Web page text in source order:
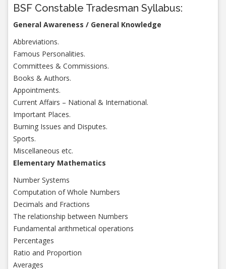
BSF Constable Tradesman Syllabus:
General Awareness / General Knowledge
Abbreviations.
Famous Personalities.
Committees & Commissions.
Books & Authors.
Appointments.
Current Affairs – National & International.
Important Places.
Burning Issues and Disputes.
Sports.
Miscellaneous etc.
Elementary Mathematics
Number Systems
Computation of Whole Numbers
Decimals and Fractions
The relationship between Numbers
Fundamental arithmetical operations
Percentages
Ratio and Proportion
Averages